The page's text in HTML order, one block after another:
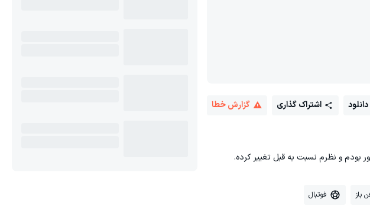
دانلود اشتراک گذاری گزارش خطا
بودم و نظرم نسبت به قبل تغییر کرده.
باز فوتبال